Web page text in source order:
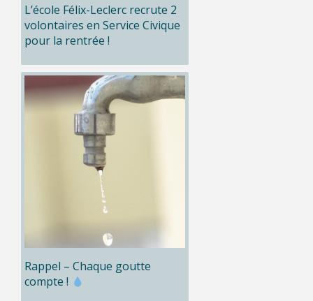
L’école Félix-Leclerc recrute 2
volontaires en Service Civique
pour la rentrée !
Rappel – Chaque goutte
compte !